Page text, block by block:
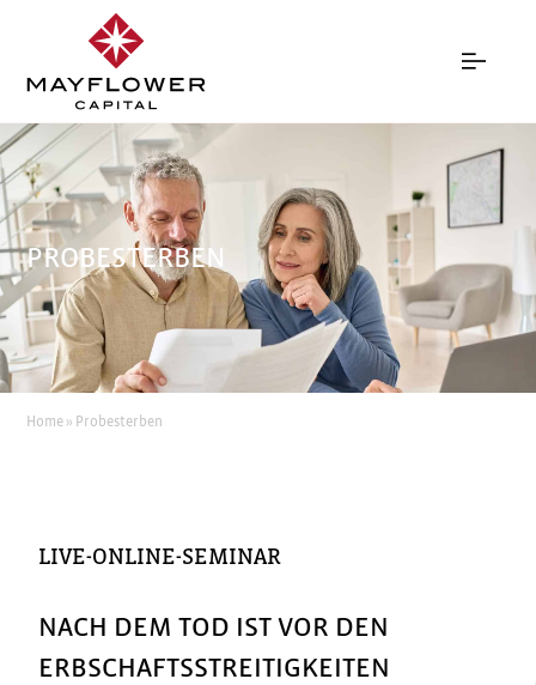
PROBESTERBEN
Home » Probesterben
LIVE-ONLINE-SEMINAR
NACH DEM TOD IST VOR DEN
ERBSCHAFTSSTREITIGKEITEN